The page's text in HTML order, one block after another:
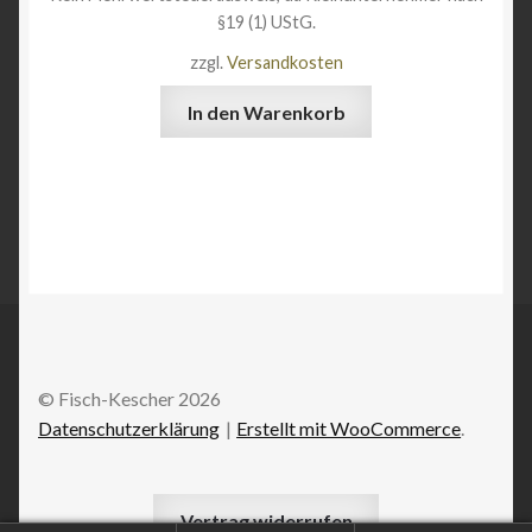
§19 (1) UStG.
zzgl.Versandkosten
In den Warenkorb
© Fisch-Kescher 2026
Datenschutzerklärung
Erstellt mit WooCommerce.
Vertrag widerrufen